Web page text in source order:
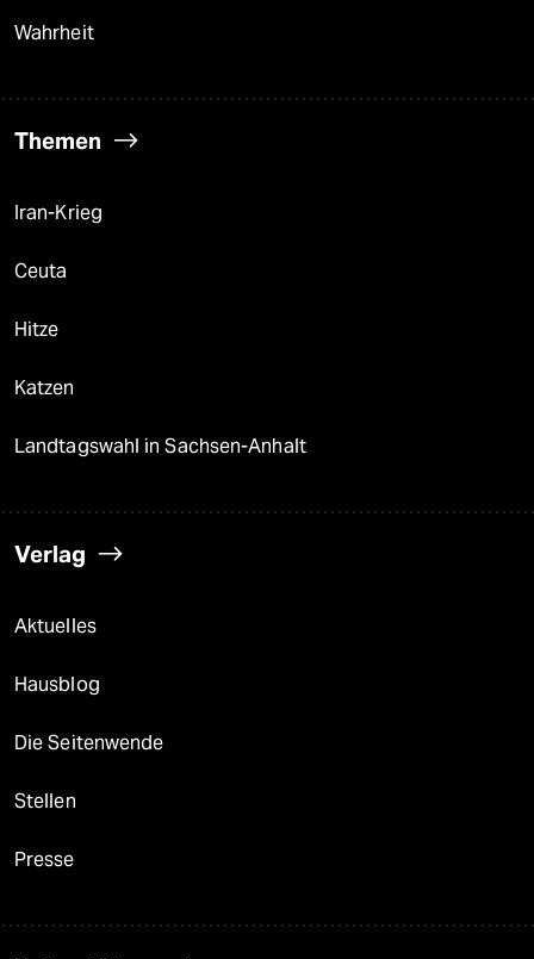
Wahrheit
Themen
Iran-Krieg
Ceuta
Hitze
Katzen
Landtagswahl in Sachsen-Anhalt
Verlag
Aktuelles
Hausblog
Die Seitenwende
Stellen
Presse